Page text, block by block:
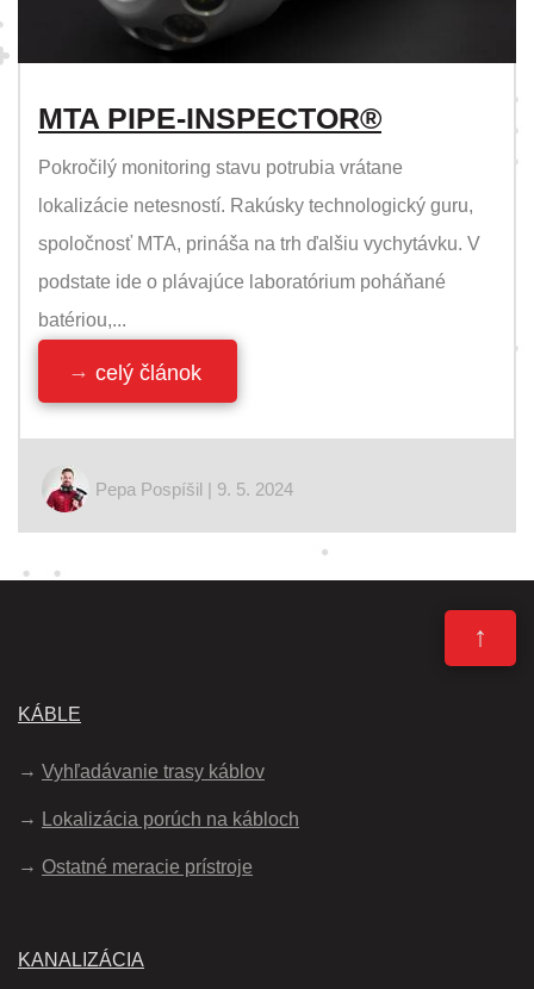
MTA PIPE-INSPECTOR®
Pokročilý monitoring stavu potrubia vrátane
lokalizácie netesností. Rakúsky technologický guru,
spoločnosť MTA, prináša na trh ďalšiu vychytávku. V
podstate ide o plávajúce laboratórium poháňané
batériou,...
celý článok
Pepa Pospíšil | 9. 5. 2024
↑
KÁBLE
Vyhľadávanie trasy káblov
Lokalizácia porúch na kábloch
Ostatné meracie prístroje
KANALIZÁCIA